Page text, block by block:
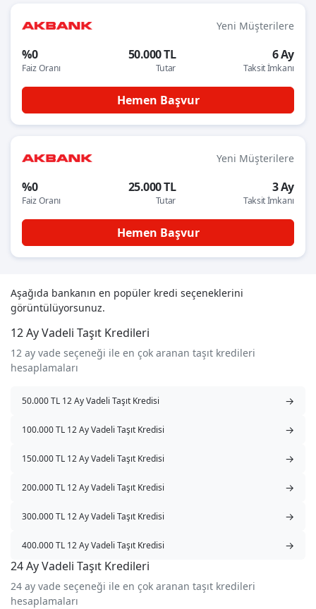
Yeni Müşterilere
%0
Faiz Oranı
50.000 TL
Tutar
6 Ay
Taksit İmkanı
Hemen Başvur
Yeni Müşterilere
%0
Faiz Oranı
25.000 TL
Tutar
3 Ay
Taksit İmkanı
Hemen Başvur
Aşağıda bankanın en popüler kredi seçeneklerini
görüntülüyorsunuz.
12 Ay Vadeli Taşıt Kredileri
12 ay vade seçeneği ile en çok aranan taşıt kredileri
hesaplamaları
50.000 TL 12 Ay Vadeli Taşıt Kredisi →
100.000 TL 12 Ay Vadeli Taşıt Kredisi →
150.000 TL 12 Ay Vadeli Taşıt Kredisi →
200.000 TL 12 Ay Vadeli Taşıt Kredisi →
300.000 TL 12 Ay Vadeli Taşıt Kredisi →
400.000 TL 12 Ay Vadeli Taşıt Kredisi →
24 Ay Vadeli Taşıt Kredileri
24 ay vade seçeneği ile en çok aranan taşıt kredileri
hesaplamaları